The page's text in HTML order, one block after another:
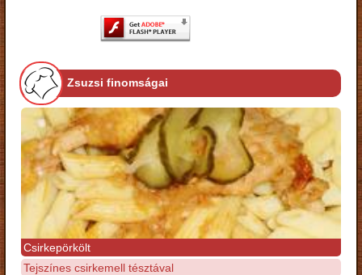
Zsuzsi finomságai
Csirkepörkölt
Tejszínes csirkemell tésztával